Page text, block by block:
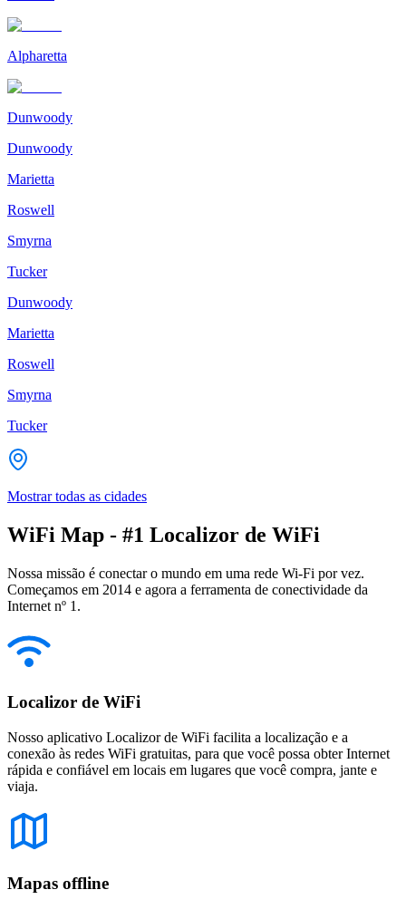
Alpharetta
Dunwoody
Dunwoody
Marietta
Roswell
Smyrna
Tucker
Dunwoody
Marietta
Roswell
Smyrna
Tucker
Mostrar todas as cidades
WiFi Map - #1 Localizor de WiFi
Nossa missão é conectar o mundo em uma rede Wi-Fi por vez.
Começamos em 2014 e agora a ferramenta de conectividade da
Internet nº 1.
Localizor de WiFi
Nosso aplicativo Localizor de WiFi facilita a localização e a
conexão às redes WiFi gratuitas, para que você possa obter Internet
rápida e confiável em locais em lugares que você compra, jante e
viaja.
Mapas offline